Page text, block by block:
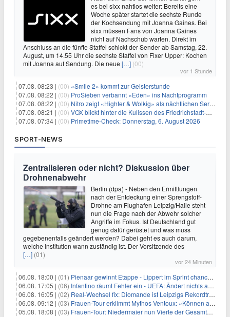
es bei sixx nahtlos weiter: Bereits eine
Woche später startet die sechste Runde
der Kochsendung mit Joanna Gaines. Bei
sixx müssen Fans von Joanna Gaines
nicht auf Nachschub warten. Direkt im
Anschluss an die fünfte Staffel schickt der Sender ab Samstag, 22.
August, um 14.55 Uhr die sechste Staffel von Fixer Upper: Kochen
mit Joanna auf Sendung. Die neue […] (00)
vor 1 Stunde
07.08. 08:23 | (00) «Smile 2» kommt zur Geisterstunde
07.08. 08:22 | (00) ProSieben verbannt «Eden» ins Nachtprogramm
07.08. 08:22 | (00) Nitro zeigt «Highter & Wolkig» als nächtlichen Serienmarathon
07.08. 08:21 | (00) VOX blickt hinter die Kulissen des Friedrichstadt-Palasts
07.08. 07:34 | (00) Primetime-Check: Donnerstag, 6. August 2026
SPORT-NEWS
Zentralisieren oder nicht? Diskussion über
Drohnenabwehr
Berlin (dpa) - Neben den Ermittlungen
nach der Entdeckung einer Sprengstoff-
Drohne am Flughafen Leipzig/Halle steht
nun die Frage nach der Abwehr solcher
Angriffe im Fokus. Ist Deutschland gut
genug dafür gerüstet und was muss
gegebenenfalls geändert werden? Dabei geht es auch darum,
welche Institution wann zuständig ist. Der Vorsitzende des
[…] (01)
vor 24 Minuten
06.08. 18:00 | (01) Pienaar gewinnt Etappe - Lippert im Sprint chancenlos
06.08. 17:05 | (06) Infantino räumt Fehler ein - UEFA: Ändert nichts an Boykott
06.08. 16:05 | (02) Real-Wechsel fix: Diomande ist Leipzigs Rekordtransfer
06.08. 09:12 | (03) Frauen-Tour erklimmt Mythos Ventoux: «Können alles schaffen»
05.08. 18:08 | (03) Frauen-Tour: Niedermaier nun Vierte der Gesamtwertung